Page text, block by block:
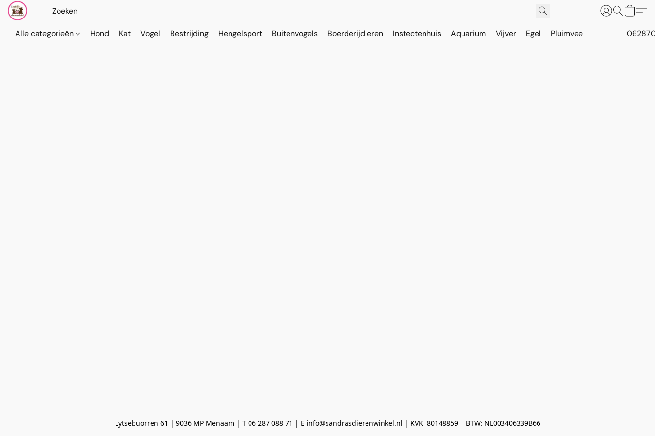
Alle categorieën Hond Kat Vogel Bestrijding Hengelsport Buitenvogels Boerderijdieren Instectenhuis Aquarium Vijver Egel Pluimvee
Lytsebuorren 61 | 9036 MP Menaam | T 06 287 088 71 | E info@sandrasdierenwinkel.nl | KVK: 80148859 | BTW: NL003406339B66